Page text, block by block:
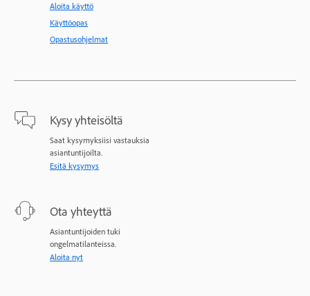
Aloita käyttö
Käyttöopas
Opastusohjelmat
Kysy yhteisöltä
Saat kysymyksiisi vastauksia
asiantuntijoilta.
Esitä kysymys
Ota yhteyttä
Asiantuntijoiden tuki
ongelmatilanteissa.
Aloita nyt